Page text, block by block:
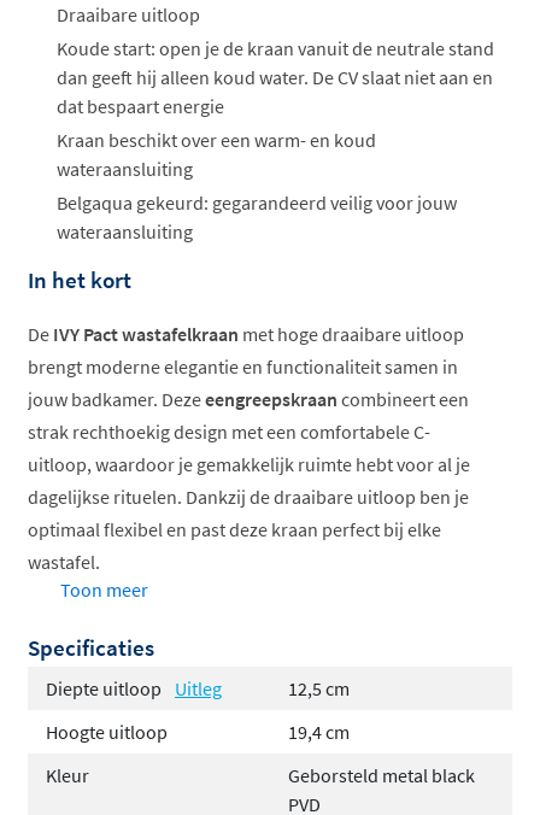
Draaibare uitloop
Koude start: open je de kraan vanuit de neutrale stand
dan geeft hij alleen koud water. De CV slaat niet aan en
dat bespaart energie
Kraan beschikt over een warm- en koud
wateraansluiting
Belgaqua gekeurd: gegarandeerd veilig voor jouw
wateraansluiting
In het kort
De IVY Pact wastafelkraan met hoge draaibare uitloop
brengt moderne elegantie en functionaliteit samen in
jouw badkamer. Dezeeengreepskraan combineert een
strak rechthoekig design met een comfortabele C-
uitloop, waardoor je gemakkelijk ruimte hebt voor al je
dagelijkse rituelen. Dankzij de draaibare uitloop ben je
optimaal flexibel en past deze kraan perfect bij elke
wastafel.
Hoge uitloop van 194 mm
Volledig messing constructie
Verkrijgbaar in 7 trendy kleuren
Tijdloos modern design
Toon meer
Specificaties
Diepte uitloop Uitleg
12,5 cm
Hoogte uitloop
19,4 cm
Kleur
Geborsteld metal black
PVD